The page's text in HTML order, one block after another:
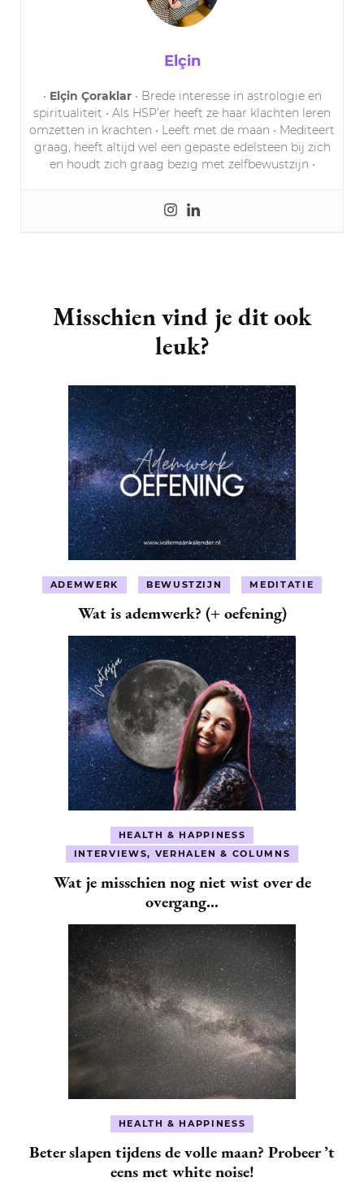
Elçin
• Elçin Çoraklar• Brede interesse in astrologie en
spiritualiteit • Als HSP’er heeft ze haar klachten leren
omzetten in krachten • Leeft met de maan • Mediteert
graag, heeft altijd wel een gepaste edelsteen bij zich
en houdt zich graag bezig met zelfbewustzijn •
Navigation
Misschien vind je dit ook
leuk?
ADEMWERK BEWUSTZIJN MEDITATIE
Wat is ademwerk? (+ oefening)
HEALTH & HAPPINESS
INTERVIEWS, VERHALEN & COLUMNS
Wat je misschien nog niet wist over de
overgang…
HEALTH & HAPPINESS
Beter slapen tijdens de volle maan? Probeer ’t
eens met white noise!